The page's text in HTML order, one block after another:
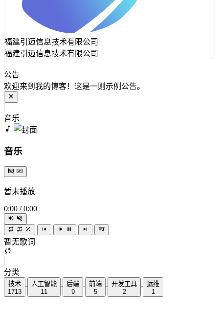
福建引迈信息技术有限公司
福建引迈信息技术有限公司
公告
欢迎来到我的博客！这是一则示例公告。
音乐
音乐
暂未播放
0:00 / 0:00
暂无歌词
分类
技术
1713
人工智能
11
后端
9
前端
5
开发工具
2
运维
1